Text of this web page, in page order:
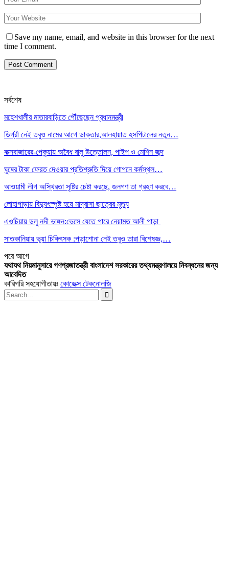
Save my name, email, and website in this browser for the next
time I comment.
সর্বশেষ
মহেশখালীর মাতারবাড়িতে পৌঁছেছেন প্রধানমন্ত্রী
ডিগ্রী নেই তবুও নামের আগে ডাক্তার,আলহায়াত হসপিটালের নতুন…
কক্সবাজারের-পেকুয়ায় অবৈধ বালু উত্তোলন, পাইপ ও মেশিন জব্দ
ঘুষের টাকা ফেরত দেওয়ার প্রতিশ্রুতি দিয়ে গোপনে কর্মস্থল…
আওয়ামী লীগ অস্থিরতা সৃষ্টির চেষ্টা করছে, জনগণ তা গ্রহণ করবে…
লোহাগাড়ায় বিদ্যুৎস্পৃষ্ট হয়ে মাদ্রাসা ছাত্রের মৃত্যু
এওচিয়ায় ডলু নদী ভাঙ্গন:ভেসে যেতে পারে নেয়ামত আলী পাড়া
সাতকানিয়ায় ভূয়া চিকিৎসক :পড়াশোনা নেই তবুও তারা বিশেষজ্ঞ,…
পরেআগে
যথাযথ নিয়মানুসারে গণপ্রজাতন্ত্রী বাংলাদেশ সরকারের তথ্যমন্ত্রণালয়ে নিবন্ধনের জন্য
আবেদিত
কারিগরি সহযোগীতায়ঃ কোডেক্স টেকনোলজি